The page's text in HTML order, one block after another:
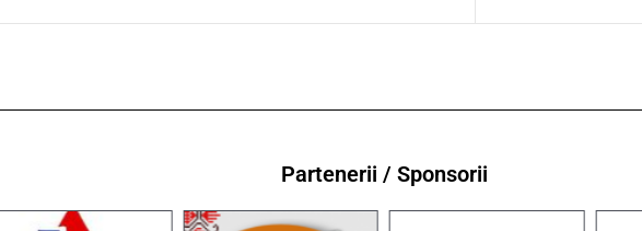
Partenerii / Sponsorii